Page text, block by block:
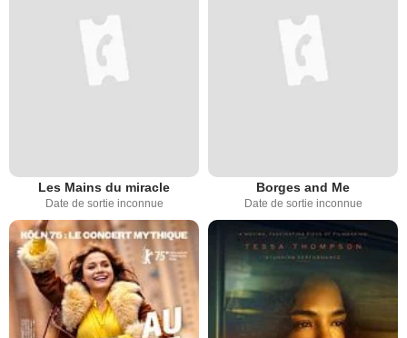
Les Mains du miracle
Date de sortie inconnue
Borges and Me
Date de sortie inconnue